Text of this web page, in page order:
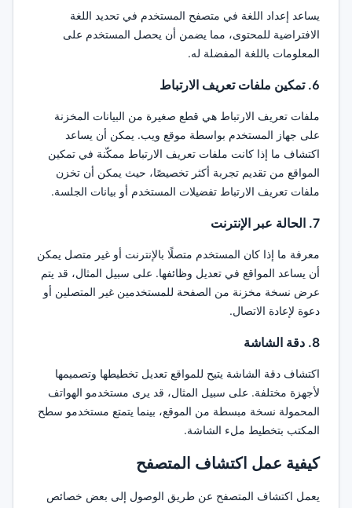
يساعد إعداد اللغة في متصفح المستخدم في تحديد اللغة
الافتراضية للمحتوى، مما يضمن أن يحصل المستخدم على
المعلومات باللغة المفضلة له.
6. تمكين ملفات تعريف الارتباط
ملفات تعريف الارتباط هي قطع صغيرة من البيانات المخزنة
على جهاز المستخدم بواسطة موقع ويب. يمكن أن يساعد
اكتشاف ما إذا كانت ملفات تعريف الارتباط ممكّنة في تمكين
المواقع من تقديم تجربة أكثر تخصيصًا، حيث يمكن أن تخزن
ملفات تعريف الارتباط تفضيلات المستخدم أو بيانات الجلسة.
7. الحالة عبر الإنترنت
معرفة ما إذا كان المستخدم متصلًا بالإنترنت أو غير متصل يمكن
أن يساعد المواقع في تعديل وظائفها. على سبيل المثال، قد يتم
عرض نسخة مخزنة من الصفحة للمستخدمين غير المتصلين أو
دعوة لإعادة الاتصال.
8. دقة الشاشة
اكتشاف دقة الشاشة يتيح للمواقع تعديل تخطيطها وتصميمها
لأجهزة مختلفة. على سبيل المثال، قد يرى مستخدمو الهواتف
المحمولة نسخة مبسطة من الموقع، بينما يتمتع مستخدمو سطح
المكتب بتخطيط ملء الشاشة.
كيفية عمل اكتشاف المتصفح
يعمل اكتشاف المتصفح عن طريق الوصول إلى بعض خصائص